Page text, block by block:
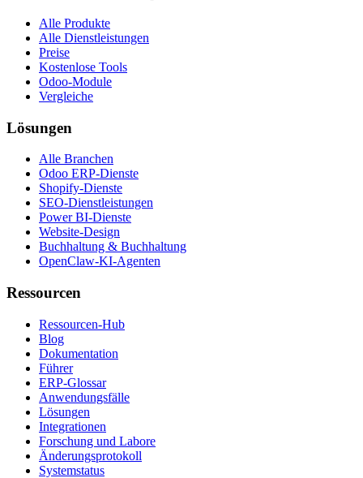
Alle Produkte
Alle Dienstleistungen
Preise
Kostenlose Tools
Odoo-Module
Vergleiche
Lösungen
Alle Branchen
Odoo ERP-Dienste
Shopify-Dienste
SEO-Dienstleistungen
Power BI-Dienste
Website-Design
Buchhaltung & Buchhaltung
OpenClaw-KI-Agenten
Ressourcen
Ressourcen-Hub
Blog
Dokumentation
Führer
ERP-Glossar
Anwendungsfälle
Lösungen
Integrationen
Forschung und Labore
Änderungsprotokoll
Systemstatus